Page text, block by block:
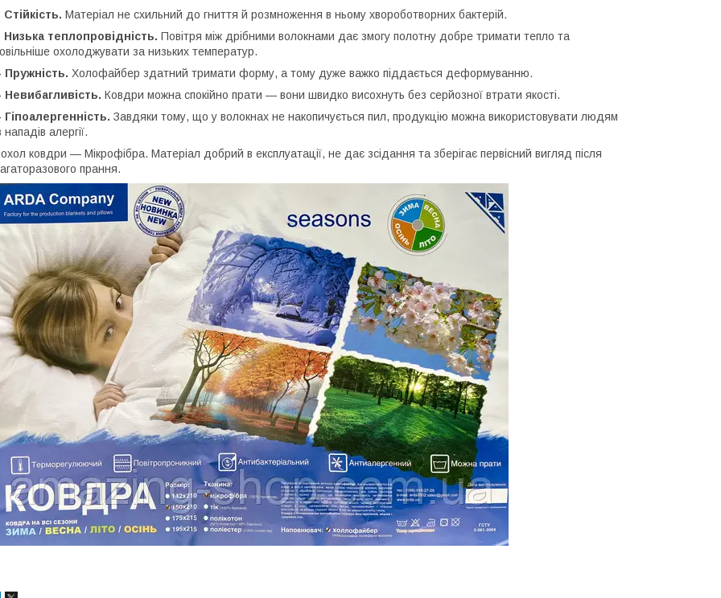
Стійкість. Матеріал не схильний до гниття й розмноження в ньому хвороботворних бактерій.
Низька теплопровідність. Повітря між дрібними волокнами дає змогу полотну добре тримати тепло та
охолоджувати за низьких температур.
Холофайбер здатний тримати форму, а тому дуже важко піддається деформуванню.
Ковдри можна спокійно прати — вони швидко висохнуть без серйозної втрати якості.
Завдяки тому, що у волокнах не накопичується пил, продукцію можна використовувати людям
нападів алергії.
ковдри — Мікрофібра. Матеріал добрий в експлуатації, не дає зсідання та зберігає первісний вигляд після
прання.